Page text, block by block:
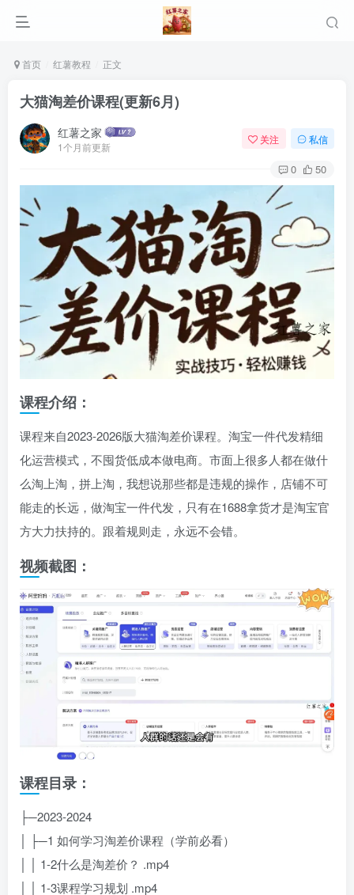
首页 红薯教程 正文
大猫淘差价课程(更新6月)
红薯之家
1个月前更新
关注 私信
0 50
课程介绍：
课程来自2023-2026版大猫淘差价课程。淘宝一件代发精细
化运营模式，不囤货低成本做电商。市面上很多人都在做什
么淘上淘，拼上淘，我想说那些都是违规的操作，店铺不可
能走的长远，做淘宝一件代发，只有在1688拿货才是淘宝官
方大力扶持的。跟着规则走，永远不会错。
视频截图：
课程目录：
├─2023-2024
│ ├─1 如何学习淘差价课程（学前必看）
│ │ 1-2什么是淘差价？ .mp4
│ │ 1-3课程学习规划 .mp4